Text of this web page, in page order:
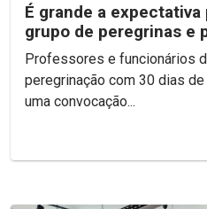
É grande a
Professores e funcionários
peregrinação com 30 dias de
uma convocação...